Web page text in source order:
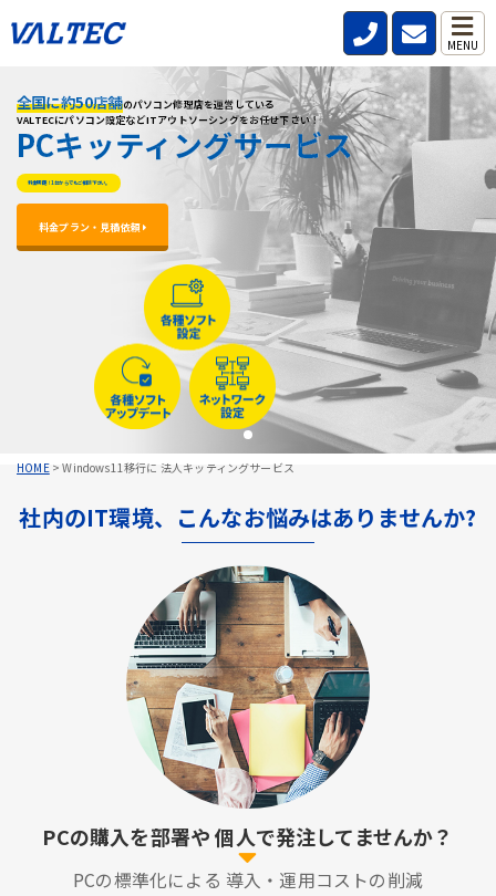
MENU
HOME>Windows11移行に 法人キッティングサービス
全国に約50店舗のパソコン修理店を運営している
VALTECにパソコン設定などITアウトソーシングをお任せ下さい！
PCキッティングサービス
料金明朗！1台からでもご相談下さい。
料金プラン・見積依頼
全国に約50店舗のパソコン修理店を運営している
VALTECにパソコン設定などITアウトソーシングをお任せ下さい！
PCキッティングサービス
料金明朗！1台からでもご相談下さい。
料金プラン・見積依頼
全国に約50店舗のパソコン修理店を運営している
VALTECにパソコン設定などITアウトソーシングをお任せ下さい！
PCキッティングサービス
料金明朗！1台からでもご相談下さい。
料金プラン・見積依頼
社内のIT環境、こんなお悩みはありませんか?
PCの購入を部署や個人で発注してませんか？
PCの標準化による 導入・運用コストの削減